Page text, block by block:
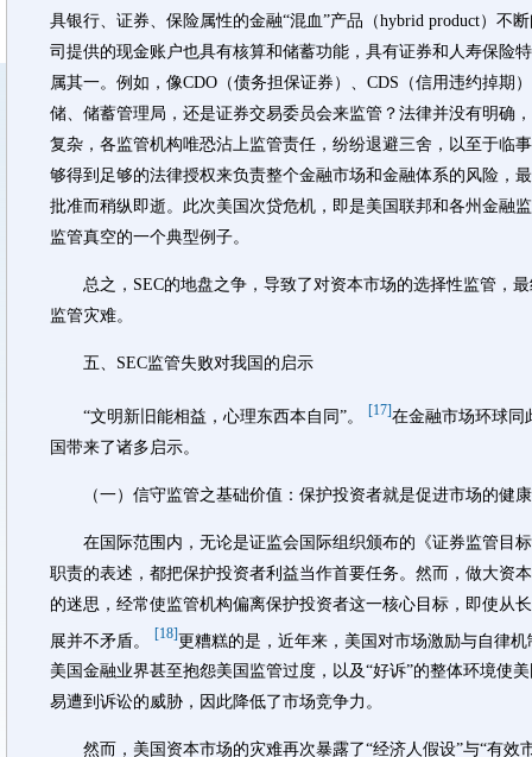
具银行、证券、保险属性的金融“混血”产品（hybrid product）不
司提供的现金账户也具有核算和储蓄功能，具有证券和人寿保险
属其一。例如，像CDO（债务担保证券）、CDS（信用违约掉期
储、储蓄管理局，还是证券交易委员会来监管？法律并没有明确
复杂，各监管机构唯恐沾上监管责任，纷纷退避三舍，以至于临
够得到足够的法律授权来负责整个金融市场和金融体系的风险，
批准而稍纵即逝。此次美国次贷危机，即是美国联邦和各州金融
监管真空的一个典型例子。
总之，SEC的地盘之争，导致了对资本市场的选择性监管，最
监管灾难。
五、SEC监管失败对我国的启示
“文明新旧能相益，心理东西本自同”。 [17]在金融市场环球同
国带来了诸多启示。
（一）信守监管之基础价值：保护投资者就是促进市场的健
在国际范围内，无论是证监会国际组织颁布的《证券监管目
职责的表述，都把保护投资者利益当作首要任务。然而，做大资
的迷思，经常使监管机构偏离保护投资者这一核心目标，即使从
展并不矛盾。 [18] 更糟糕的是，近年来，美国对市场激励与自律
美国金融业界甚至抱怨美国监管过度，以及“好诉”的整体环境使
易遭到诉讼的威胁，因此降低了市场竞争力。
然而，美国资本市场的灾难再次暴露了“经济人假设”与“有效